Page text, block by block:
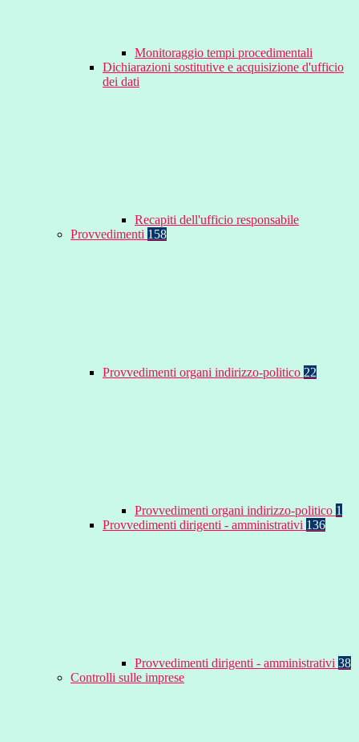
Monitoraggio tempi procedimentali
Dichiarazioni sostitutive e acquisizione d'ufficio
dei dati
Recapiti dell'ufficio responsabile
Provvedimenti 158
Provvedimenti organi indirizzo-politico 22
Provvedimenti organi indirizzo-politico 1
Provvedimenti dirigenti - amministrativi 136
Provvedimenti dirigenti - amministrativi 38
Controlli sulle imprese